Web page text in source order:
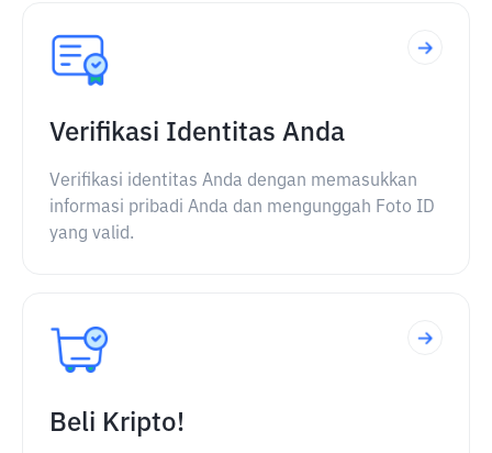
Verifikasi Identitas Anda
Verifikasi identitas Anda dengan memasukkan
informasi pribadi Anda dan mengunggah Foto ID
yang valid.
Beli Kripto!